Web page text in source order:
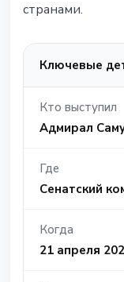
странами.
Ключевые
Кто выступил
Адмирал
Где
Сенатский
Когда
21 апреля